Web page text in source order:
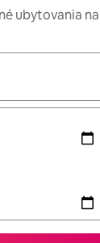
ubytovania na
si ich